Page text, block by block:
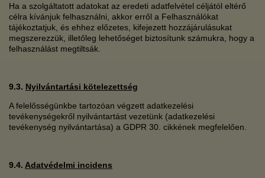
Ha a szolgáltatott adatokat az eredeti adatfelvétel céljától eltérő
célra kívánjuk felhasználni, akkor erről a Felhasználókat
tájékoztatjuk, és ehhez előzetes, kifejezett hozzájárulásukat
megszerezzük, illetőleg lehetőséget biztosítunk számukra, hogy a
felhasználást megtiltsák.
9.3. Nyilvántartási kötelezettség
A felelősségünkbe tartozóan végzett adatkezelési
tevékenységekről nyilvántartást vezetünk (adatkezelési
tevékenység nyilvántartása) a GDPR 30. cikkének megfelelően.
9.4. Adatvédelmi incidens